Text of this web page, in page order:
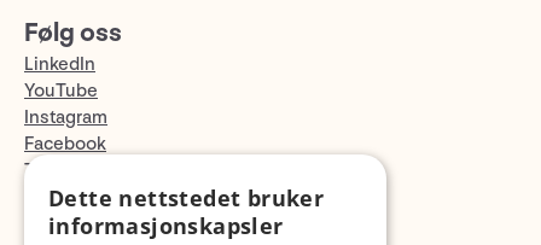
Følg oss
LinkedIn
YouTube
Instagram
Facebook
TikTok
Fotopodden
Dette nettstedet bruker
informasjonskapsler